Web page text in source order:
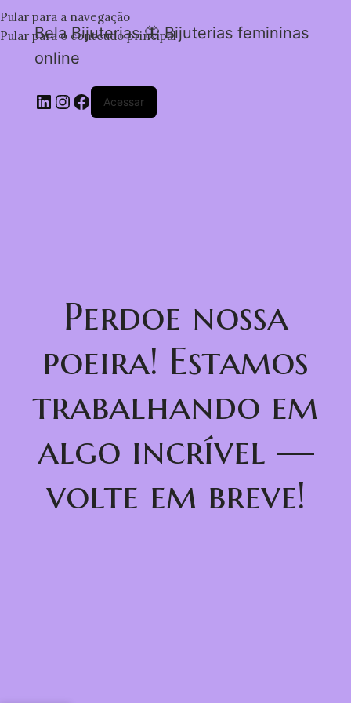
Pular para a navegação
Pular para o conteúdo principal
Bela Bijuterias 🦋 Bijuterias femininas
online
Acessar
Perdoe nossa
poeira! Estamos
trabalhando em
algo incrível —
volte em breve!